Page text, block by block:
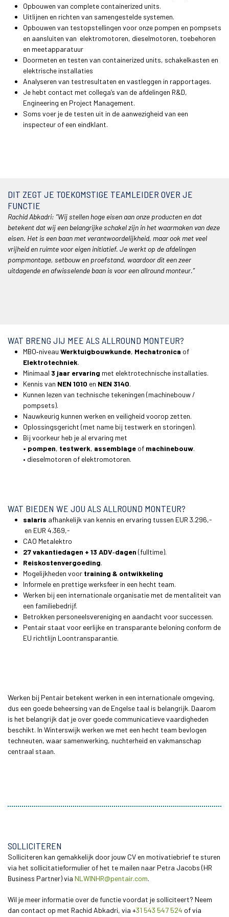
Opbouwen van complete containerized units.
Uitlijnen en richten van samengestelde systemen.
Opbouwen van testopstellingen voor onze pompen en pompsets
en aansluiten van elektromotoren, dieselmotoren, toebehoren
en meetapparatuur
Doormeten en testen van containerized units, schakelkasten en
elektrische installaties
Analyseren van testresultaten en vastleggen in rapportages.
Je hebt contact met collega’s van de afdelingen R&D,
Engineering en Project Management.
Soms voer je de testen uit in de aanwezigheid van een
inspecteur of een eindklant.
DIT ZEGT JE TOEKOMSTIGE TEAMLEIDER OVER JE
FUNCTIE
Rachid Abkadri: “Wij stellen hoge eisen aan onze producten en dat
betekent dat wij een belangrijke schakel zijn in het waarmaken van deze
eisen. Het is een baan met verantwoordelijkheid, maar ook met veel
vrijheid en ruimte voor eigen initiatief. Je werkt op de afdelingen
pompmontage, setbouw en proefstand, waardoor dit een zeer
uitdagende en afwisselende baan is voor een allround monteur.”
WAT BRENG JIJ MEE ALS ALLROUND MONTEUR?
MBO‑niveau Werktuigbouwkunde, Mechatronica of
Elektrotechniek.
Minimaal 3 jaar ervaring met elektrotechnische installaties.
Kennis van NEN 1010 en NEN 3140.
Kunnen lezen van technische tekeningen (machinebouw /
pompsets).
Nauwkeurig kunnen werken en veiligheid voorop zetten.
Oplossingsgericht (met name bij testwerk en storingen).
Bij voorkeur heb je al ervaring met
• pompen, testwerk, assemblage of machinebouw.
• dieselmotoren of elektromotoren.
WAT BIEDEN WE JOU ALS ALLROUND MONTEUR?
salaris afhankelijk van kennis en ervaring tussen EUR 3.296,-
en EUR 4.369,-
CAO Metalektro
27 vakantiedagen + 13 ADV‑dagen (fulltime).
Reiskostenvergoeding.
Mogelijkheden voor training & ontwikkeling
Informele en prettige werksfeer in een hecht team.
Werken bij een internationale organisatie met de mentaliteit van
een familiebedrijf.
Betrokken personeelsvereniging en aandacht voor successen.
Pentair staat voor eerlijke en transparante beloning conform de
EU richtlijn Loontransparantie.
Werken bij Pentair betekent werken in een internationale omgeving,
dus een goede beheersing van de Engelse taal is belangrijk. Daarom
is het belangrijk dat je over goede communicatieve vaardigheden
beschikt. In Winterswijk werken we met een hecht team bevlogen
techneuten, waar samenwerking, nuchterheid en vakmanschap
centraal staan.
SOLLICITEREN
Solliciteren kan gemakkelijk door jouw CV en motivatiebrief te sturen
via het sollicitatieformulier of het te mailen naar Petra Jacobs (HR
Business Partner) via NLWINHR@pentair.com.
Wil je meer informatie over de functie voordat je solliciteert? Neem
dan contact op met Rachid Abkadri, via +31 543 547 524 of via